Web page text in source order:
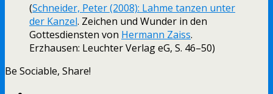
(Schneider, Peter (2008): Lahme tanzen unter
der Kanzel. Zeichen und Wunder in den
Gottesdiensten von Hermann Zaiss.
Erzhausen: Leuchter Verlag eG, S. 46–50)
Be Sociable, Share!